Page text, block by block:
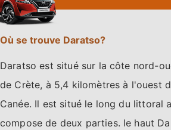
Où se trouve Daratso?
Daratso est situé sur la côte nord-
de Crète, à 5,4 kilomètres à l'ouest
Canée. Il est situé le long du littoral
compose de deux parties. le haut